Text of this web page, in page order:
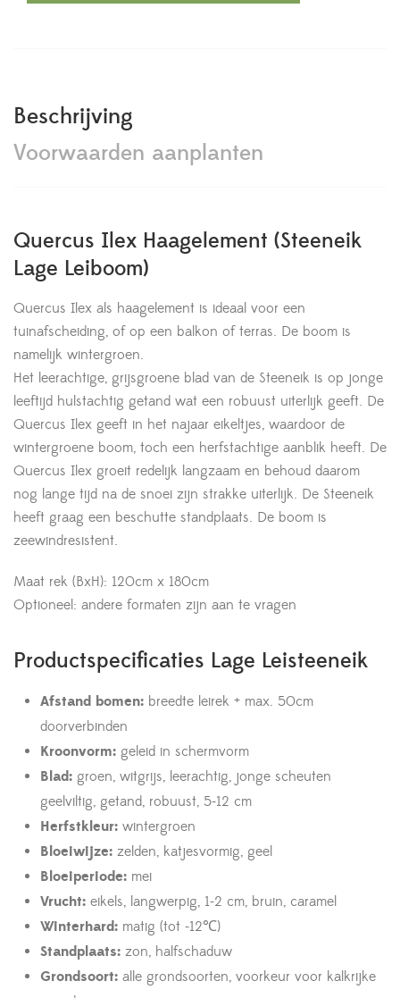
Beschrijving
Voorwaarden aanplanten
Quercus Ilex Haagelement (Steeneik
Lage Leiboom)
Quercus Ilex als haagelement is ideaal voor een
tuinafscheiding, of op een balkon of terras. De boom is
namelijk wintergroen.
Het leerachtige, grijsgroene blad van de Steeneik is op jonge
leeftijd hulstachtig getand wat een robuust uiterlijk geeft. De
Quercus Ilex geeft in het najaar eikeltjes, waardoor de
wintergroene boom, toch een herfstachtige aanblik heeft. De
Quercus Ilex groeit redelijk langzaam en behoud daarom
nog lange tijd na de snoei zijn strakke uiterlijk. De Steeneik
heeft graag een beschutte standplaats. De boom is
zeewindresistent.
Maat rek (BxH): 120cm x 180cm
Optioneel: andere formaten zijn aan te vragen
Productspecificaties Lage Leisteeneik
Afstand bomen: breedte leirek + max. 50cm
doorverbinden
Kroonvorm: geleid in schermvorm
Blad: groen, witgrijs, leerachtig, jonge scheuten
geelviltig, getand, robuust, 5-12 cm
Herfstkleur: wintergroen
Bloeiwijze: zelden, katjesvormig, geel
Bloeiperiode: mei
Vrucht: eikels, langwerpig, 1-2 cm, bruin, caramel
Winterhard: matig (tot -12℃)
Standplaats: zon, halfschaduw
Grondsoort: alle grondsoorten, voorkeur voor kalkrijke